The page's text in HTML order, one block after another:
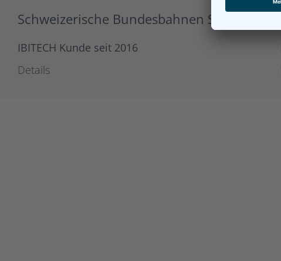
Schweizerische Bundesbahnen SBB
IBITECH Kunde seit 2016
Details